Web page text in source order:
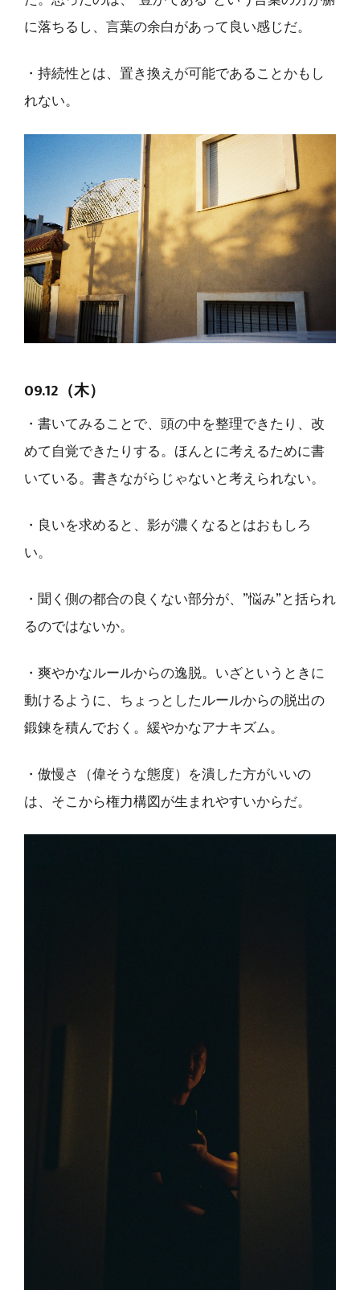
に落ちるし、言葉の余白があって良い感じだ。
・持続性とは、置き換えが可能であることかもし
れない。
09.12（木）
・書いてみることで、頭の中を整理できたり、改
めて自覚できたりする。ほんとに考えるために書
いている。書きながらじゃないと考えられない。
・良いを求めると、影が濃くなるとはおもしろ
い。
・聞く側の都合の良くない部分が、”悩み”と括られ
るのではないか。
・爽やかなルールからの逸脱。いざというときに
動けるように、ちょっとしたルールからの脱出の
鍛錬を積んでおく。緩やかなアナキズム。
・傲慢さ（偉そうな態度）を潰した方がいいの
は、そこから権力構図が生まれやすいからだ。